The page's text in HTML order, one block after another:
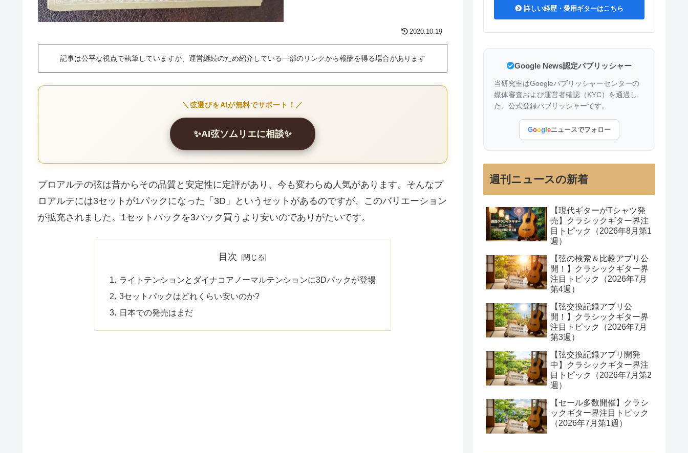
2020.10.19
記事は公平な視点で執筆していますが、運営継続のため紹介している一部のリンクから報酬を得る場合があります
＼弦選びをAIが無料でサポート！／
✨AI弦ソムリエに相談✨
プロアルテの弦は昔からその品質と安定性に定評があり、今も変わらぬ人気があります。そんなプ
ロアルテには3セットが1パックになった「3D」というセットがあるのですが、このバリエーション
が拡充されました。1セットパックを3パック買うより安いのでありがたいです。
目次
ライトテンションとダイナコアノーマルテンションに3Dパックが登場
3セットパックはどれくらい安いのか?
日本での発売はまだ
詳しい経歴・愛用ギターはこちら
Google News認定パブリッシャー
当研究室はGoogleパブリッシャーセンターの
媒体審査および運営者確認（KYC）を通過し
た、公式登録パブリッシャーです。
Goog eニュースでフォロー
週刊ニュースの新着
【現代ギターがTシャツ発
売】クラシックギター界注
目トピック（2026年8月第1
週）
【弦の検索＆比較アプリ公
開！】クラシックギター界
注目トピック（2026年7月
第4週）
【弦交換記録アプリ公
開！】クラシックギター界
注目トピック（2026年7月
第3週）
【弦交換記録アプリ開発
中】クラシックギター界注
目トピック（2026年7月第2
週）
【セール多数開催】クラシ
ックギター界注目トピック
（2026年7月第1週）